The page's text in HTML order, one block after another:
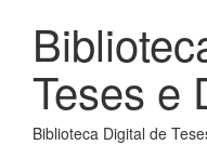
Teses e
Biblioteca Digital de